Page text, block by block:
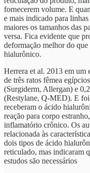
fornecerem volume. E
e mais indicado para
maiores os tamanhos das
versa. Fica evidente que
deformação melhor do
hialurônico.
Herrera et al. 2013 em um
de três ratos fêmea
(Surgiderm, Allergan) e
(Restylane, Q-MED). E foi
receberam o ácido
reação para corpo
inflamatório crônico. Os
relacionada às
dois tipos de ácido
reticulado, mas indicaram
estudos são necessários